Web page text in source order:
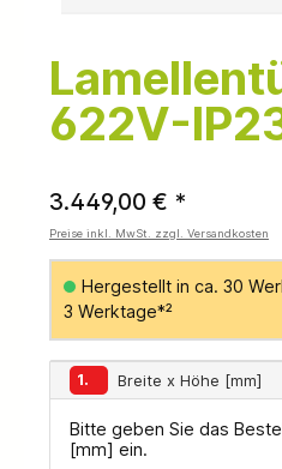
622V-
3.449,00 € *
Preise inkl. MwSt. zzgl. Versandkosten
Hergestellt in ca. 30
3 Werktage*²
1. Breite x Höhe [mm]
Bitte geben Sie das
[mm] ein.